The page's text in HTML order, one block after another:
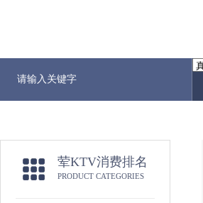
荤KTV消费排名
PRODUCT CATEGORIES